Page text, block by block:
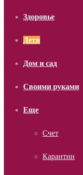
Здоровье
Дети
Дом и сад
Своими руками
Еще
Счет
Карантин